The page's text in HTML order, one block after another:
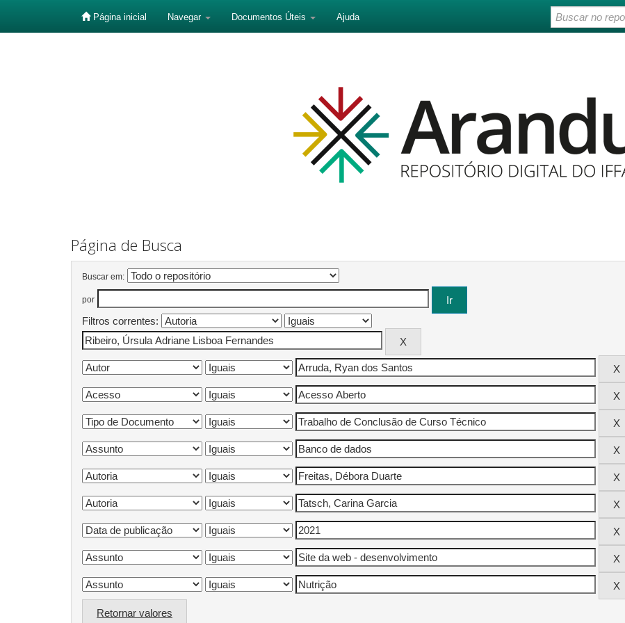
Página inicial Navegar Documentos Úteis Ajuda
Página de Busca
Buscar em:
por
Filtros correntes:
Retornar valores